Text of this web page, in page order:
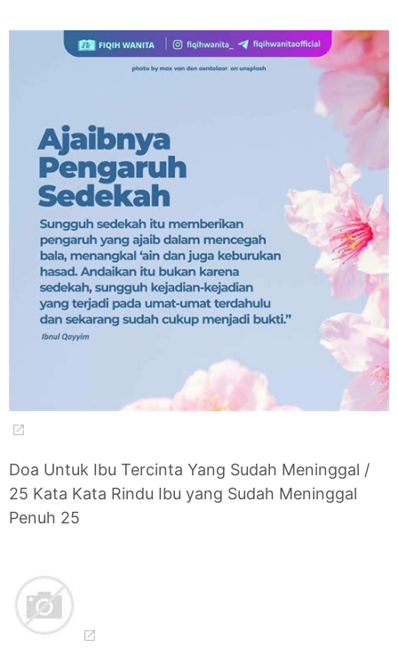
Doa Untuk Ibu Tercinta Yang Sudah Meninggal /
25 Kata Kata Rindu Ibu yang Sudah Meninggal
Penuh 25